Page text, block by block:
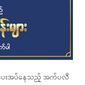
ေးအပ်နေသည့် အက်ပလီ